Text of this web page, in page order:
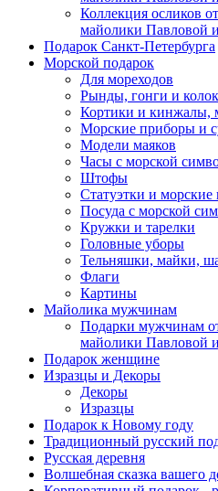
Коллекция осликов
майолики Павловой
Подарок Санкт-Петербурга
Морской подарок
Для мореходов
Рынды, гонги и
Кортики и кинжалы,
Морские приборы и
Модели маяков
Часы с морской
Штофы
Статуэтки и морские
Посуда с морской
Кружки и тарелки
Головные уборы
Тельняшки, майки,
Флаги
Картины
Майолика мужчинам
Подарки мужчинам
майолики Павловой
Подарок женщине
Изразцы и Декоры
Декоры
Изразцы
Подарок к Новому году
Традиционный русский
Русская деревня
Волшебная сказка вашего